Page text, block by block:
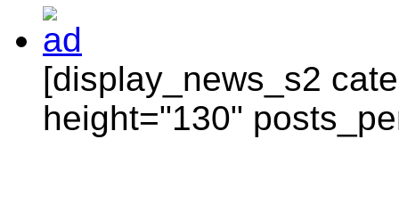
[display_news_s2
height="130"